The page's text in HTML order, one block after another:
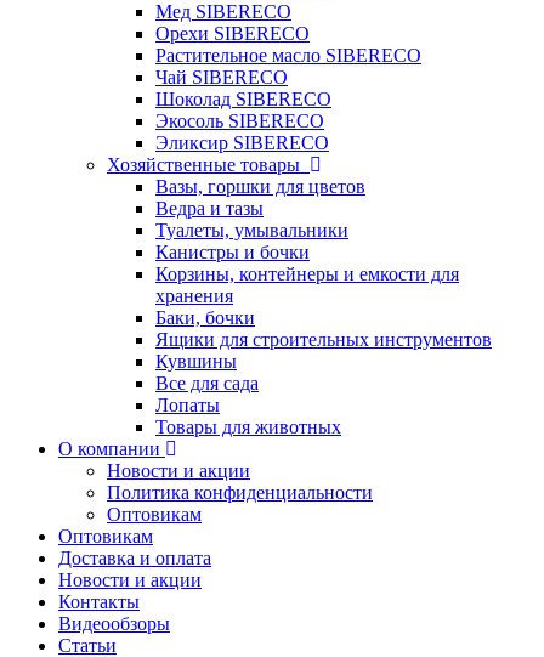
Мед SIBERECO
Орехи SIBERECO
Растительное масло SIBERECO
Чай SIBERECO
Шоколад SIBERECO
Экосоль SIBERECO
Эликсир SIBERECO
Хозяйственные товары
Вазы, горшки для цветов
Ведра и тазы
Туалеты, умывальники
Канистры и бочки
Корзины, контейнеры и емкости для
хранения
Баки, бочки
Ящики для строительных инструментов
Кувшины
Все для сада
Лопаты
Товары для животных
О компании
Новости и акции
Политика конфиденциальности
Оптовикам
Оптовикам
Доставка и оплата
Новости и акции
Контакты
Видеообзоры
Статьи